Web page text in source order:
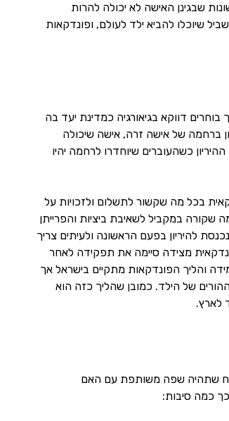
שבגינן האישה לא יכולה להרות
שיוכלו להביא ילד לעולם, ופונדקאות
בוחרים דווקא בגיאורגיה כמדינת יעד בה
ברחמה של אישה זרה, אישה שיכולה
כשהעוברים שיוחדרו לרחמה יהיו
בכל מה שקשור לתשלום ולזכויות על
שקורה במקביל לשאיבת ביציות והפרייתן
להיריון בפעם הראשונה ולעיתים צריך
מצידה סיימה את תפקידה לאחר
והליך הפונדקאות מתקיים בישראל אך
של הילד. כמובן שהליך כזה הוא
לארץ.
שתהיה שפה משותפת עם האם
כמה סיבות: